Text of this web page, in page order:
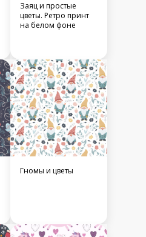
Заяц и простые
цветы. Ретро принт
на белом фоне
Гномы и цветы